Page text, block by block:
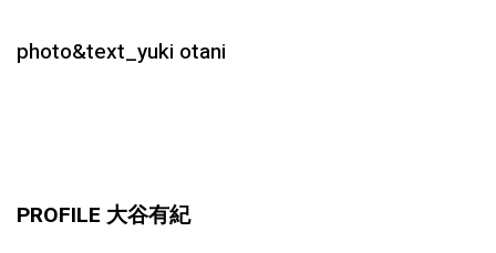
photo&text_yuki otani
PROFILE 大谷有紀